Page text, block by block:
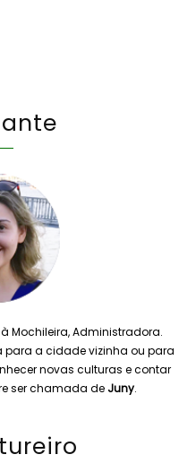
Mochileira, Administradora.
para a cidade vizinha ou para
novas culturas e contar
ser chamada de Juny.